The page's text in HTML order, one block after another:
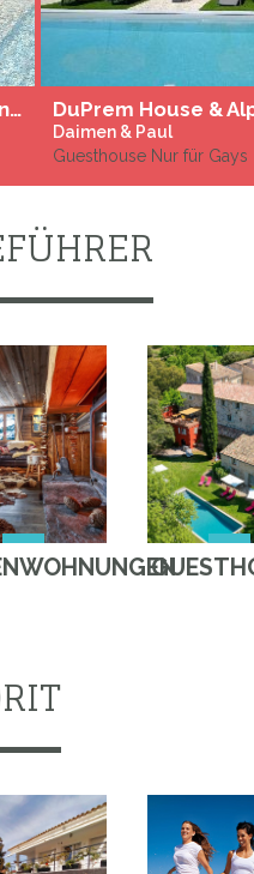
Le Domaine Magique - piscine chauffée - Adult Ony
Daimen & Paul
Guesthouse Nur für Gays